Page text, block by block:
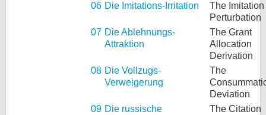
06 Die Imitations-Irritation
The Imitation
Perturbation
07 Die Ablehnungs-
Attraktion
The Grant
Allocation
Derivation
08 Die Vollzugs-
Verweigerung
The
Deviation
09 Die russische
The Citation